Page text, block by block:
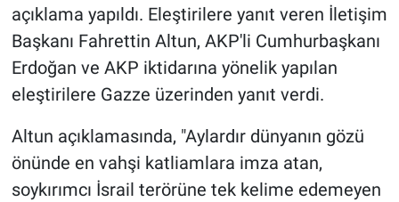
açıklama yapıldı. Eleştirilere yanıt veren İletişim
Başkanı Fahrettin Altun, AKP'li Cumhurbaşkanı
Erdoğan ve AKP iktidarına yönelik yapılan
eleştirilere Gazze üzerinden yanıt verdi.
Altun açıklamasında, "Aylardır dünyanın gözü
önünde en vahşi katliamlara imza atan,
soykırımcı İsrail terörüne tek kelime edemeyen